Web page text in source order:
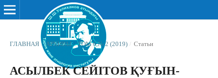
ГЛАВНАЯ / АРХИВЫ / ТОМ 6 № 2 (2019) / Статьи
АСЫЛБЕК СЕЙІТОВ ҚУҒЫН-